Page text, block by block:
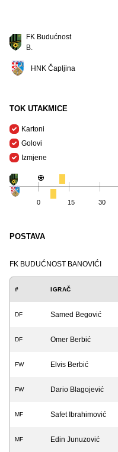
FK Budućnost
B.
HNK Čapljina
TOK UTAKMICE
Kartoni
Golovi
Izmjene
0 15 30
POSTAVA
FK BUDUĆNOST BANOVIĆI
# IGRAČ
DF Samed Begović
DF Omer Berbić
FW Elvis Berbić
FW Dario Blagojević
MF Safet Ibrahimović
MF Edin Junuzović